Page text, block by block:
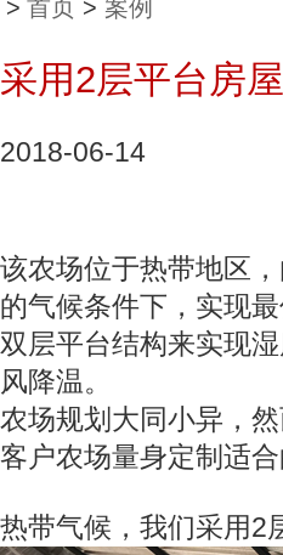
> 首页 > 案例
采用2层平台房
2018-06-14
该农场位于热带地区
的气候条件下，实现
双层平台结构来实现
风降温。
农场规划大同小异，
客户农场量身定制适
热带气候，我们采用2